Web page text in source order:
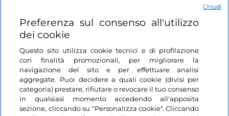
Login
Restiamo in contatto
Preferenza sul consenso all'utilizzo
dei cookie
Questo sito utilizza cookie tecnici e di profilazione
con finalità promozionali, per migliorare la
navigazione del sito e per effettuare analisi
aggregate. Puoi decidere a quali cookie (divisi per
categoria) prestare, rifiutare o revocare il tuo consenso
in qualsiasi momento accedendo all'apposita
sezione, cliccando su "Personalizza cookie". Cliccando
Chiudi